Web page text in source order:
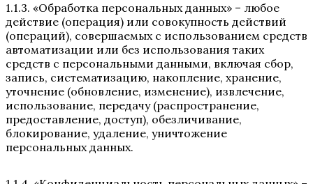
1.1.3. «Обработка персональных данных» – любое
действие (операция) или совокупность действий
(операций), совершаемых с использованием средств
автоматизации или без использования таких
средств с персональными данными, включая сбор,
запись, систематизацию, накопление, хранение,
уточнение (обновление, изменение), извлечение,
использование, передачу (распространение,
предоставление, доступ), обезличивание,
блокирование, удаление, уничтожение
персональных данных.